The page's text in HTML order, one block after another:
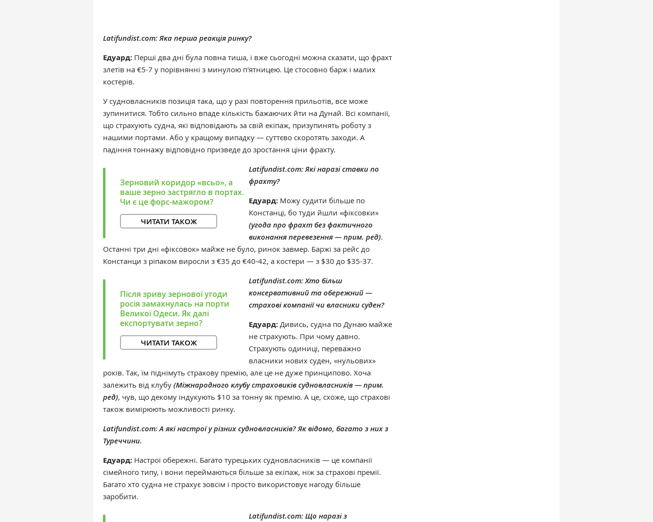
Latifundist.com:Яка перша реакція ринку?
Едуард: Перші два дні була повна тиша, і вже сьогодні можна сказати, що фрахт
злетів на €5-7 у порівнянні з минулою п'ятницею. Це стосовно барж і малих
костерів.
У судновласників позиція така, що у разі повторення прильотів, все може
зупинитися. Тобто сильно впаде кількість бажаючих йти на Дунай. Всі компанії,
що страхують судна, які відповідають за свій екіпаж, призупинять роботу з
нашими портами. Або у кращому випадку — суттєво скоротять заходи. А
падіння тоннажу відповідно призведе до зростання ціни фрахту.
Зерновий коридор «всьо», а
ваше зерно застрягло в портах.
Чи є це форс-мажором?
ЧИТАТИ ТАКОЖ
Latifundist.com:Які наразі ставки по
фрахту?
Едуард: Можу судити більше по
Констанці, бо туди йшли «фіксовки»
(угода про фрахт без фактичного
виконання перевезення — прим. ред).
Останні три дні «фіксовок» майже не було, ринок завмер. Баржі за рейс до
Констанци з ріпаком виросли з €35 до €40-42, а костери — з $30 до $35-37.
Після зриву зернової угоди
росія замахнулась на порти
Великої Одеси. Як далі
експортувати зерно?
ЧИТАТИ ТАКОЖ
Latifundist.com:Хто більш
консервативний та обережний —
страхові компанії чи власники суден?
Едуард: Дивись, судна по Дунаю майже
не страхують. При чому давно.
Страхують одиниці, переважно
власники нових суден, «нульових»
років. Так, їм піднімуть страхову премію, але це не дуже принципово. Хоча
залежить від клубу (Міжнародного клубу страховиків судновласників — прим.
ред), чув, що декому індукують $10 за тонну як премію. А це, схоже, що страхові
також вимірюють можливості ринку.
Latifundist.com:А які настрої у різних судновласників? Як відомо, багато з них з
Туреччини.
Едуард: Настрої обережні. Багато турецьких судновласників — це компанії
сімейного типу, і вони переймаються більше за екіпаж, ніж за страхові премії.
Багато хто судна не страхує зовсім і просто використовує нагоду більше
заробити.
Latifundist.com:Що наразі з